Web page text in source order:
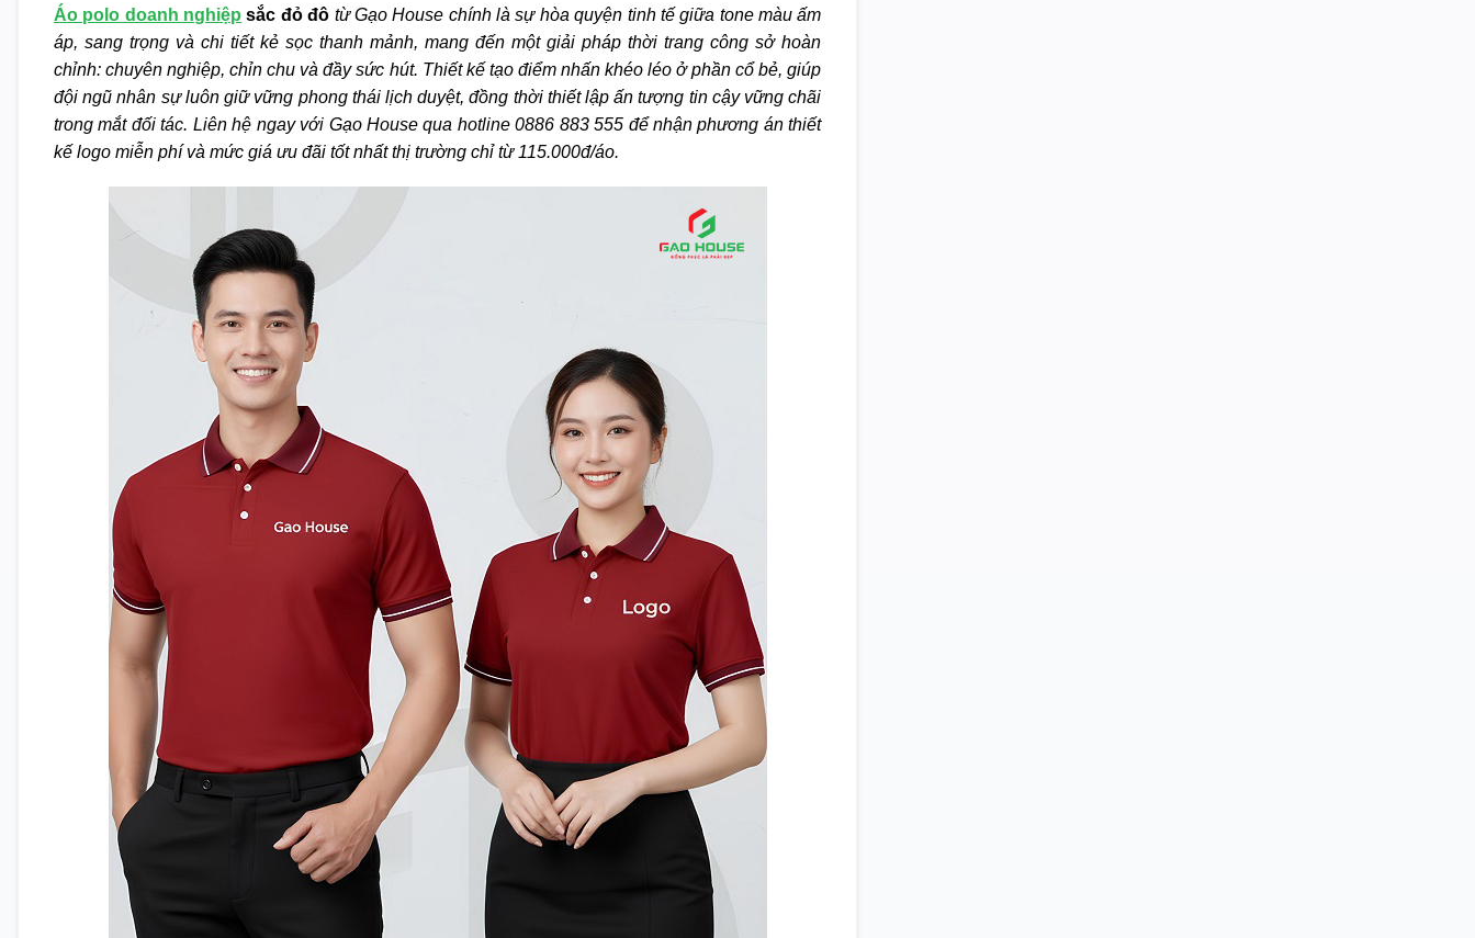
Áo polo doanh nghiệp sắc đỏ đô từ Gạo House chính là sự hòa quyện tinh tế giữa tone màu ấm
áp, sang trọng và chi tiết kẻ sọc thanh mảnh, mang đến một giải pháp thời trang công sở hoàn
chỉnh: chuyên nghiệp, chỉn chu và đầy sức hút. Thiết kế tạo điểm nhấn khéo léo ở phần cổ bẻ, giúp
đội ngũ nhân sự luôn giữ vững phong thái lịch duyệt, đồng thời thiết lập ấn tượng tin cậy vững chãi
trong mắt đối tác. Liên hệ ngay với Gạo House qua hotline 0886 883 555 để nhận phương án thiết
kế logo miễn phí và mức giá ưu đãi tốt nhất thị trường chỉ từ 115.000đ/áo.